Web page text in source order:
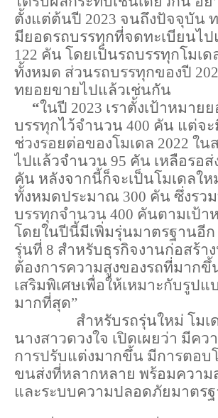
ตั้งแต่ต้นปี 2023 จนถึงปัจจุบัน
มียอดรถบรรทุกที่จดทะเบียนไ
122 คัน โดยเป็นรถบรรทุกโมเด
ทั้งหมด ส่วนรถบรรทุกของปี
ทยอยขายไปแล้วเช่นกัน
     “
ในปี 2023 เราตั้งเป้าหมาย
บรรทุกไว้จำนวน 400 คัน แต่จ
ช่วงรอยต่อของโมเดล 2022 ใ
ไปแล้วจำนวน 95 คัน เหลือรอส่
คัน หลังจากนี้ก็จะเป็นโมเดลให
ทั้งหมดประมาณ 300 คัน ซึ่งรว
บรรทุกจำนวน 400 คันตามเป้า
โดยในปีนี้มีเพิ่มรุ่นมาตรฐานอีก
รุ่นที่ 8 สำหรับธุรกิจงานก่อสร้า
ต้องการความสูงของรถที่มาก
เสริมพิเศษเพื่อให้เหมาะกับรูปแ
มากที่สุด”
สำหรับรถรุ่นใหม่ โมเ
นางสาวดวงใจ เปิดเผยว่า มีค
การปรับแต่งมากขึ้น มีการตอบ
ขนส่งที่หลากหลาย พร้อมความ
และระบบความปลอดภัยมาตร